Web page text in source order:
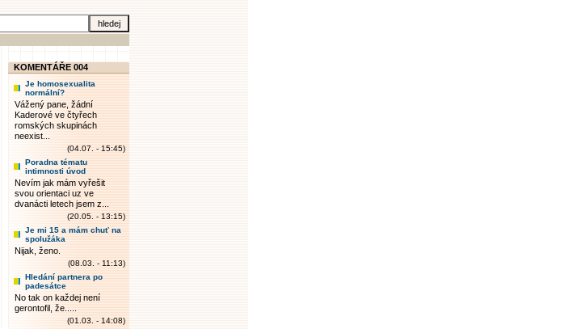
KOMENTÁŘE 004
Je homosexualita
normální?
Vážený pane, žádní
Kaderové ve čtyřech
romských skupinách
neexist...
(04.07. - 15:45)
Poradna tématu
intimnosti úvod
Nevím jak mám vyřešit
svou orientaci uz ve
dvanácti letech jsem z...
(20.05. - 13:15)
Je mi 15 a mám chuť na
spolužáka
Nijak, ženo.
(08.03. - 11:13)
Hledání partnera po
padesátce
No tak on každej není
gerontofil, že.....
(01.03. - 14:08)